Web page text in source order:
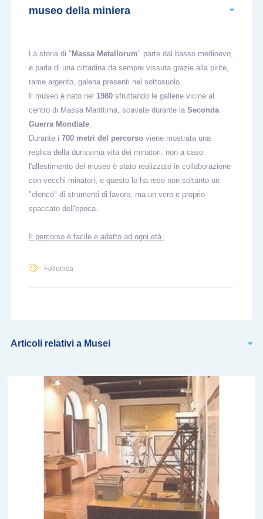
museo della miniera
La storia di " Massa Metallorum" parte dal basso medioevo,
e parla di una cittadina da sempre vissuta grazie alla pirite,
rame argento, galena presenti nel sottosuolo.
Il museo è nato nel 1980sfruttando le gallerie vicine al
centro di Massa Marittima, scavate durante la Seconda
Guerra Mondiale.
Durante i 700 metri del percorsoviene mostrata una
replica della durissima vita dei minatori: non a caso
l'allestimento del museo è stato realizzato in collaborazione
con vecchi minatori, e questo lo ha reso non soltanto un
"elenco" di strumenti di lavoro, ma un vero e proprio
spaccato dell'epoca.
Il percorso è facile e adatto ad ogni età.
Follonica
Articoli relativi a Musei